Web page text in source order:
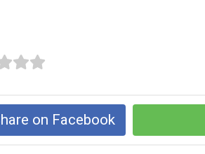
on Facebook